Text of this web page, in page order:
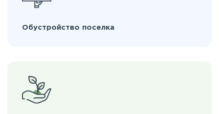
Обустройство поселка